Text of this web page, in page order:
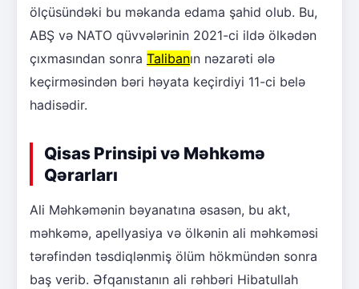
ölçüsündəki bu məkanda edama şahid olub. Bu,
ABŞ və NATO qüvvələrinin 2021-ci ildə ölkədən
çıxmasından sonra Talibanın nəzarəti ələ
keçirməsindən bəri həyata keçirdiyi 11-ci belə
hadisədir.
Qisas Prinsipi və Məhkəmə
Qərarları
Ali Məhkəmənin bəyanatına əsasən, bu akt,
məhkəmə, apellyasiya və ölkənin ali məhkəməsi
tərəfindən təsdiqlənmiş ölüm hökmündən sonra
baş verib. Əfqanıstanın ali rəhbəri Hibatullah